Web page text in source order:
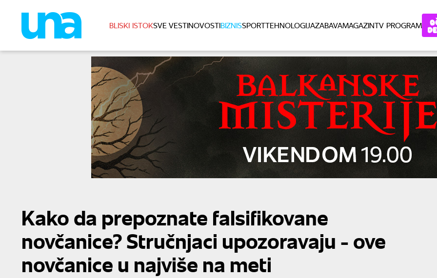
BLISKI ISTOKSVE VESTINOVOSTIBIZNISSPORTTEHNOLOGIJAZABAVAMAGAZINTV PROGRAM
Kako da prepoznate falsifikovane
novčanice? Stručnjaci upozoravaju - ove
novčanice u najviše na meti